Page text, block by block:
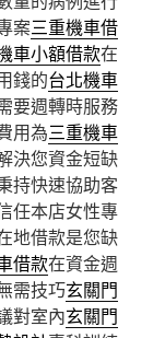
案三重機車借
車小額借款在
錢的台北機車
要週轉時服務
用為三重機車
決您資金短缺
持快速協助客
任本店女性專
地借款是您缺
借款在資金週
需技巧玄關門
對室內玄關門